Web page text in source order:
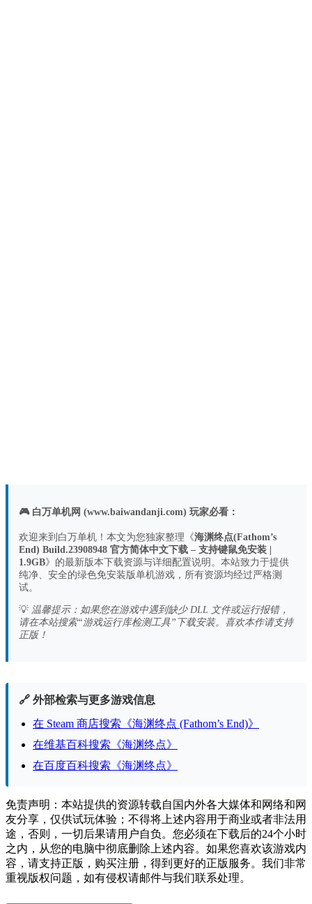
🎮 白万单机网 (www.baiwandanji.com) 玩家必看：
欢迎来到白万单机！本文为您独家整理《海渊终点(Fathom’s
End) Build.23908948 官方简体中文下载 – 支持键鼠免安装 |
1.9GB》的最新版本下载资源与详细配置说明。本站致力于提供
纯净、安全的绿色免安装版单机游戏，所有资源均经过严格测
试。
💡 温馨提示：如果您在游戏中遇到缺少 DLL 文件或运行报错，
请在本站搜索“游戏运行库检测工具”下载安装。喜欢本作请支持
正版！
🔗 外部检索与更多游戏信息
在 Steam 商店搜索《海渊终点 (Fathom’s End)》
在维基百科搜索《海渊终点》
在百度百科搜索《海渊终点》
免责声明：本站提供的资源转载自国内外各大媒体和网络和网
友分享，仅供试玩体验；不得将上述内容用于商业或者非法用
途，否则，一切后果请用户自负。您必须在下载后的24个小时
之内，从您的电脑中彻底删除上述内容。如果您喜欢该游戏内
容，请支持正版，购买注册，得到更好的正版服务。我们非常
重视版权问题，如有侵权请邮件与我们联系处理。